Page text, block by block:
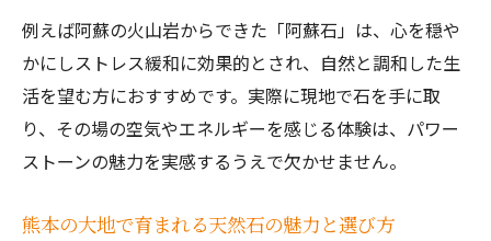
整える
右腕と左腕パワーストーン着用の違いと体
感効果
天然石アクセサリーを日常で楽しむ方法
熊本の口コミで人気のパワーストーン活用
例えば阿蘇の火山岩からできた「阿蘇石」は、心を穏や
かにしストレス緩和に効果的とされ、自然と調和した生
活を望む方におすすめです。実際に現地で石を手に取
り、その場の空気やエネルギーを感じる体験は、パワー
ストーンの魅力を実感するうえで欠かせません。
熊本の大地で育まれる天然石の魅力と選び方